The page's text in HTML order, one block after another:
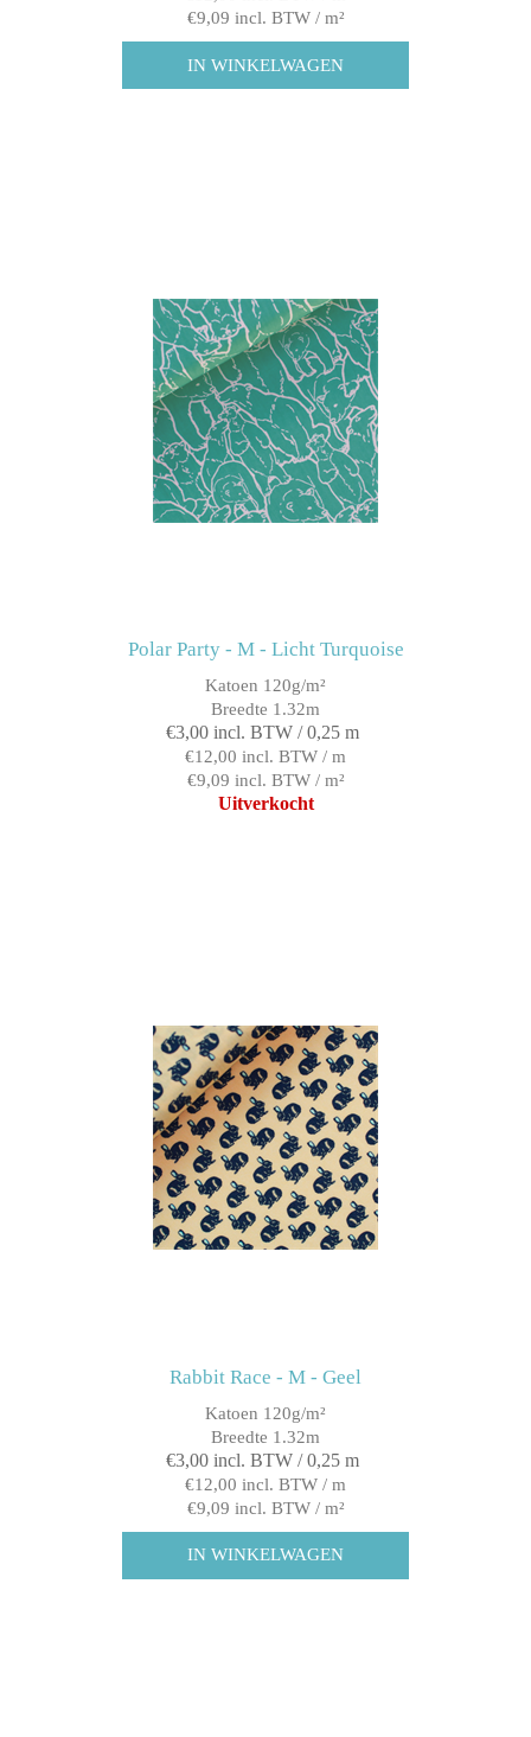
€9,09 incl. BTW / m²
Polar Party - M - Licht Turquoise
Katoen 120g/m²
Breedte 1.32m
€3,00 incl. BTW / 0,25 m
€12,00 incl. BTW / m
€9,09 incl. BTW / m²
Uitverkocht
Rabbit Race - M - Geel
Katoen 120g/m²
Breedte 1.32m
€3,00 incl. BTW / 0,25 m
€12,00 incl. BTW / m
€9,09 incl. BTW / m²